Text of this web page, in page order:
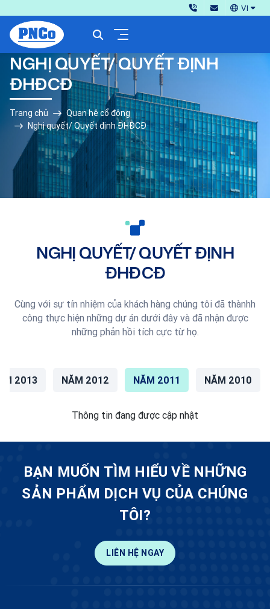
VI
NGHỊ QUYẾT/ QUYẾT ĐỊNH
ĐHĐCĐ
Trang chủ
Quan hệ cổ đông
Nghị quyết/ Quyết định ĐHĐCĐ
NGHỊ QUYẾT/ QUYẾT ĐỊNH
ĐHĐCĐ
Cùng với sự tín nhiệm của khách hàng chúng tôi đã thànhh
công thực hiện những dự án dưới đây và đã nhận được
những phản hồi tích cực từ họ.
2013 NĂM 2012 NĂM 2011 NĂM 2010
Thông tin đang được cập nhật
BẠN MUỐN TÌM HIỂU VỀ NHỮNG
SẢN PHẨM DỊCH VỤ CỦA CHÚNG
TÔI?
LIÊN HỆ NGAY